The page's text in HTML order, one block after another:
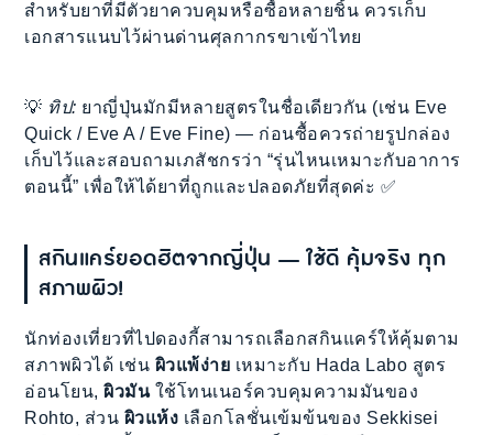
สำหรับยาที่มีตัวยาควบคุมหรือซื้อหลายชิ้น ควรเก็บ
เอกสารแนบไว้ผ่านด่านศุลกากรขาเข้าไทย
💡 ทิป: ยาญี่ปุ่นมักมีหลายสูตรในชื่อเดียวกัน (เช่น Eve
Quick / Eve A / Eve Fine) — ก่อนซื้อควรถ่ายรูปกล่อง
เก็บไว้และสอบถามเภสัชกรว่า “รุ่นไหนเหมาะกับอาการ
ตอนนี้” เพื่อให้ได้ยาที่ถูกและปลอดภัยที่สุดค่ะ ✅
สกินแคร์ยอดฮิตจากญี่ปุ่น — ใช้ดี คุ้มจริง ทุก
สภาพผิว!
นักท่องเที่ยวที่ไปดองกี้สามารถเลือกสกินแคร์ให้คุ้มตาม
สภาพผิวได้ เช่น ผิวแพ้ง่าย เหมาะกับ Hada Labo สูตร
อ่อนโยน,ผิวมันใช้โทนเนอร์ควบคุมความมันของ
Rohto, ส่วน ผิวแห้ง เลือกโลชั่นเข้มข้นของ Sekkisei